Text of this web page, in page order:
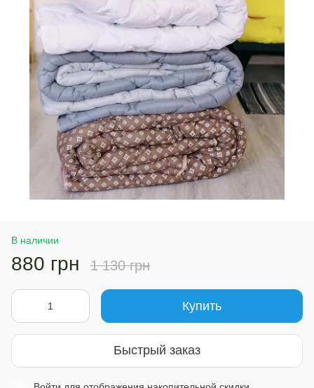
В наличии
880 грн 1 130 грн
Купить
Быстрый заказ